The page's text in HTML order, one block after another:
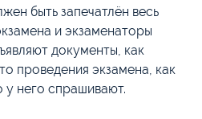
быть запечатлён весь
и экзаменаторы
документы, как
проведения экзамена, как
у него спрашивают.